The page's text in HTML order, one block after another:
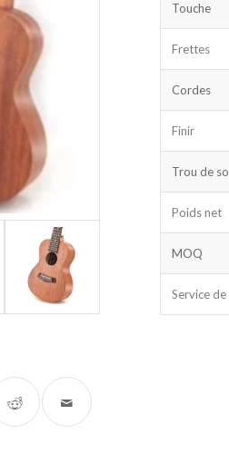
Touche
Frettes
Cordes
Finir
Trou de
Poids net
MOQ
Service